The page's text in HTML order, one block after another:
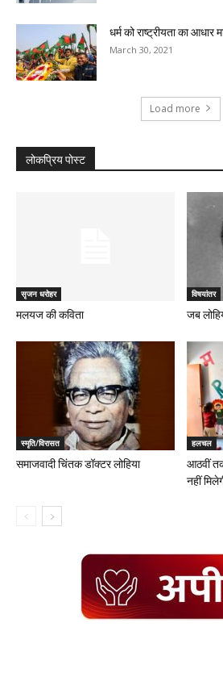
धर्म को राष्ट्रीयता का आधार
March 30, 2021
Load more
लोकप्रिय पोस्ट
सृजन धरोहर
मलयज की कविता
विषयांतर
जब
स्मृति/विरासत
समाजवादी चिंतक डॉक्टर लोहिया
हलचल
आठवीं
नहीं